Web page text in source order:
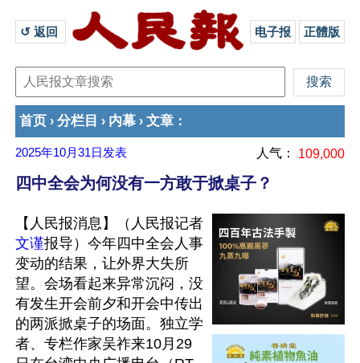
↺ 返回 电子报 正體版
首页 › 分栏目 › 内幕 › 文章 ：
2025年10月31日 发表 人气： 109,000
四中全会为何没有一方敢于掀桌子？
【人民报消息】（人民报记者
文谨报导）今年四中全会人事
变动的结果，让外界大失所
望。会场看起来异常沉闷，没
有发生开会前夕和开会中传出
的两派掀桌子的场面。独立学
者、专栏作家吴祚来10月29